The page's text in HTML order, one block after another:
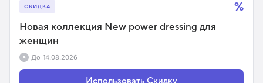
%
СКИДКА
Новая коллекция New power dressing для
женщин
До 14.08.2026
Использовать Скидку